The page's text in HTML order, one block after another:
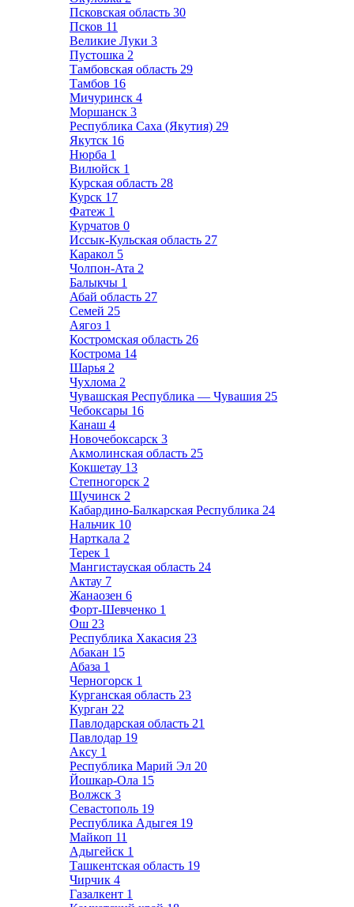
Псковская область 30
Псков 11
Великие Луки 3
Пустошка 2
Тамбовская область 29
Тамбов 16
Мичуринск 4
Моршанск 3
Республика Саха (Якутия) 29
Якутск 16
Нюрба 1
Вилюйск 1
Курская область 28
Курск 17
Фатеж 1
Курчатов 0
Иссык-Кульская область 27
Каракол 5
Чолпон-Ата 2
Балыкчы 1
Абай область 27
Семей 25
Аягоз 1
Костромская область 26
Кострома 14
Шарья 2
Чухлома 2
Чувашская Республика — Чувашия 25
Чебоксары 16
Канаш 4
Новочебоксарск 3
Акмолинская область 25
Кокшетау 13
Степногорск 2
Щучинск 2
Кабардино-Балкарская Республика 24
Нальчик 10
Нарткала 2
Терек 1
Мангистауская область 24
Актау 7
Жанаозен 6
Форт-Шевченко 1
Ош 23
Республика Хакасия 23
Абакан 15
Абаза 1
Черногорск 1
Курганская область 23
Курган 22
Павлодарская область 21
Павлодар 19
Аксу 1
Республика Марий Эл 20
Йошкар-Ола 15
Волжск 3
Севастополь 19
Республика Адыгея 19
Майкоп 11
Адыгейск 1
Ташкентская область 19
Чирчик 4
Газалкент 1